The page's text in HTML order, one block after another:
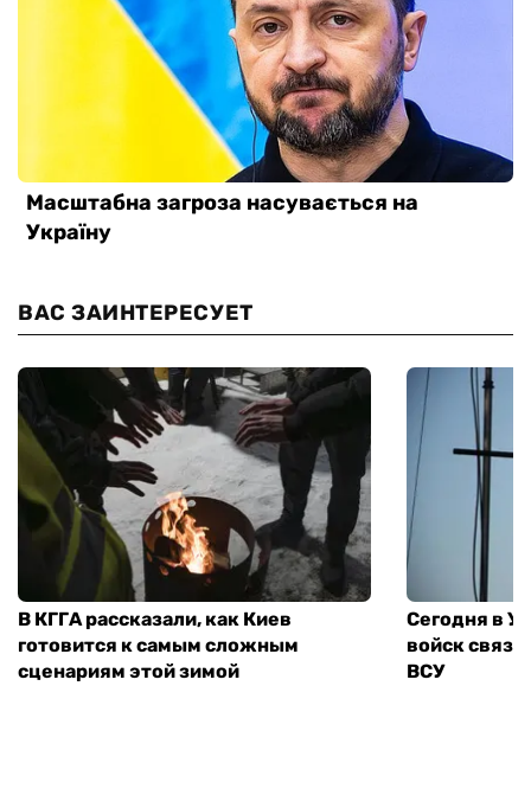
ВАС ЗАИНТЕРЕСУЕТ
В КГГА рассказали, как Киев
готовится к самым сложным
сценариям этой зимой
Сегодня в
войск
ВСУ